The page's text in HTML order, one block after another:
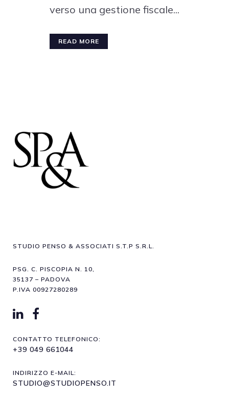
verso una gestione fiscale...
READ MORE
STUDIO PENSO & ASSOCIATI S.T.P S.R.L.
PSG. C. PISCOPIA N. 10,
35137 – PADOVA
P.IVA 00927280289
CONTATTO TELEFONICO:
+39 049 661044
INDIRIZZO E-MAIL:
STUDIO@STUDIOPENSO.IT